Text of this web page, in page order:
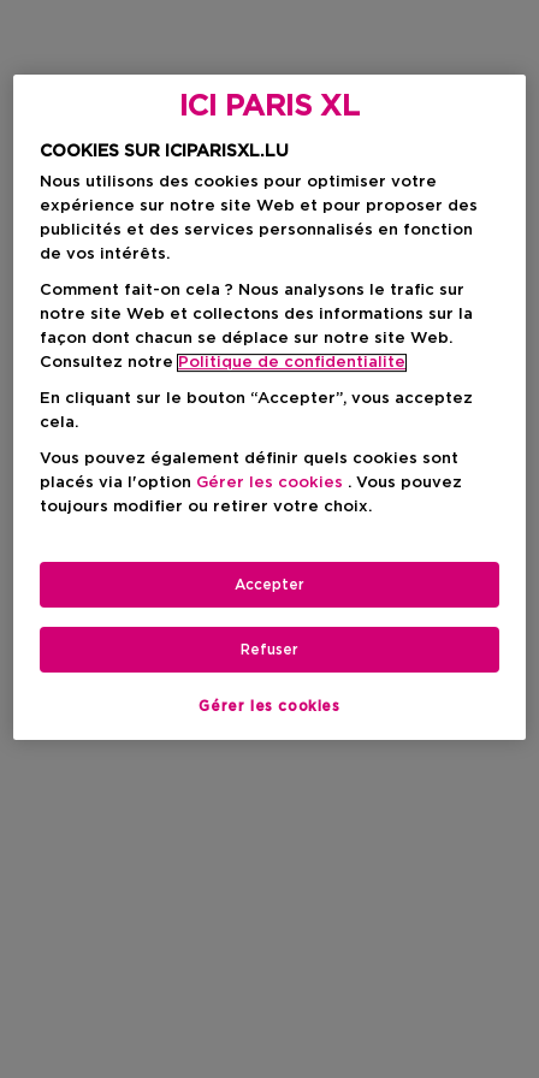
ICI PARIS XL
COOKIES SUR ICIPARISXL.LU
Nous utilisons des cookies pour optimiser votre
expérience sur notre site Web et pour proposer des
publicités et des services personnalisés en fonction
de vos intérêts.
Comment fait-on cela ? Nous analysons le trafic sur
notre site Web et collectons des informations sur la
façon dont chacun se déplace sur notre site Web.
Consultez notre Politique de confidentialite
En cliquant sur le bouton “Accepter”, vous acceptez
cela.
Vous pouvez également définir quels cookies sont
placés via l'option Gérer les cookies . Vous pouvez
toujours modifier ou retirer votre choix.
Gérer les cookies
Refuser
Accepter